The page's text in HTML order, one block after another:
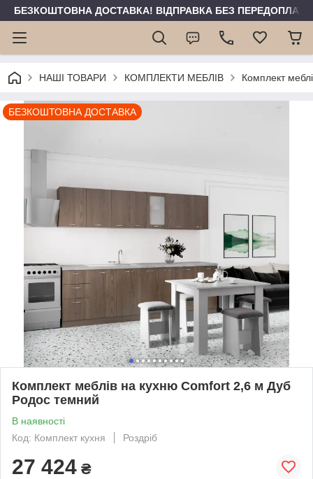
БЕЗКОШТОВНА ДОСТАВКА! ВІДПРАВКА БЕЗ ПЕРЕДОПЛАТИ
НАШІ ТОВАРИ КОМПЛЕКТИ МЕБЛІВ Комплект
БЕЗКОШТОВНА ДОСТАВКА
Комплект меблів на кухню Comfort 2,6 м Дуб
Родос темний
В наявності
Код: Комплект кухня
Роздріб
27 424 ₴